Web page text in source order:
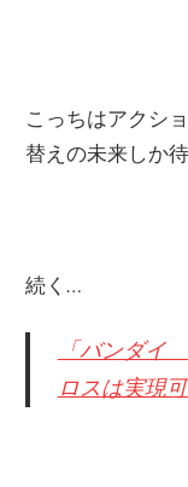
こっちはアクシ
替えの未来しか
続く…
「バンダ
ロスは実現